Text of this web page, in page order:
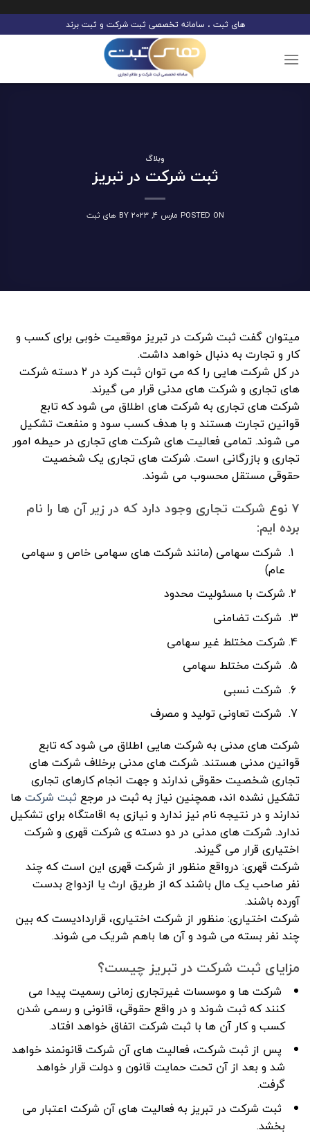
to
content
های ثبت ، سامانه تخصصی ثبت شرکت و ثبت برند
وبلاگ
ثبت شرکت در تبریز
POSTED ON مارس 4, 2023 BY های ثبت
میتوان گفت ثبت شرکت در تبریز موقعیت خوبی برای کسب و
کار و تجارت به دنبال خواهد داشت.
در کل شرکت هایی را که می توان ثبت کرد در ۲ دسته شرکت
های تجاری و شرکت های مدنی قرار می گیرند.
شرکت های تجاری به شرکت های اطلاق می شود که تابع
قوانین تجارت هستند و با هدف کسب سود و منفعت تشکیل
می شوند. تمامی فعالیت های شرکت های تجاری در حیطه امور
تجاری و بازرگانی است. شرکت های تجاری یک شخصیت
حقوقی مستقل محسوب می شوند.
۷ نوع شرکت تجاری وجود دارد که در زیر آن ها را نام
برده ایم:
شرکت سهامی (مانند شرکت های سهامی خاص و سهامی
عام)
شرکت با مسئولیت محدود
شرکت تضامنی
شرکت مختلط غیر سهامی
شرکت مختلط سهامی
شرکت نسبی
شرکت تعاونی تولید و مصرف
شرکت های مدنی به شرکت هایی اطلاق می شود که تابع
قوانین مدنی هستند. شرکت های مدنی برخلاف شرکت های
تجاری شخصیت حقوقی ندارند و جهت انجام کارهای تجاری
تشکیل نشده اند، همچنین نیاز به ثبت در مرجع ثبت شرکتها
ندارند و در نتیجه نام نیز ندارد و نیازی به اقامتگاه برای تشکیل
ندارد. شرکت های مدنی در دو دسته ی شرکت قهری و شرکت
اختیاری قرار می گیرند.
شرکت قهری: درواقع منظور از شرکت قهری این است که چند
نفر صاحب یک مال باشند که از طریق ارث یا ازدواج بدست
آورده باشند.
شرکت اختیاری: منظور از شرکت اختیاری، قراردادیست که بین
چند نفر بسته می شود و آن ها باهم شریک می شوند.
مزایای ثبت شرکت در تبریز چیست؟
شرکت ها و موسسات غیرتجاری زمانی رسمیت پیدا می
کنند که ثبت شوند و در واقع حقوقی، قانونی و رسمی شدن
کسب و کار آن ها با ثبت شرکت اتفاق خواهد افتاد.
پس از ثبت شرکت، فعالیت های آن شرکت قانونمند خواهد
شد و بعد از آن تحت حمایت قانون و دولت قرار خواهد
گرفت.
ثبت شرکت در تبریز به فعالیت های آن شرکت اعتبار می
بخشد.